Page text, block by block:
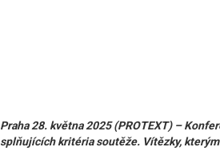
Praha 28. května 2025 (PROTEXT) –
splňujících kritéria soutěže. Vítězky,